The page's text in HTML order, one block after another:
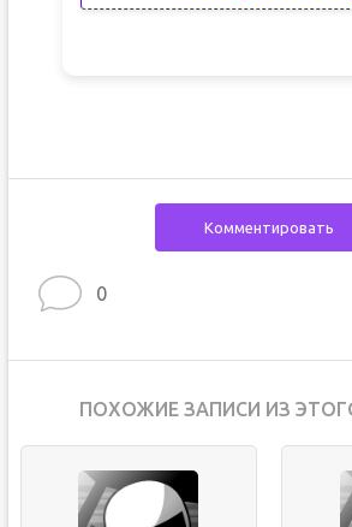
Комментировать
0
ПОХОЖИЕ ЗАПИСИ ИЗ